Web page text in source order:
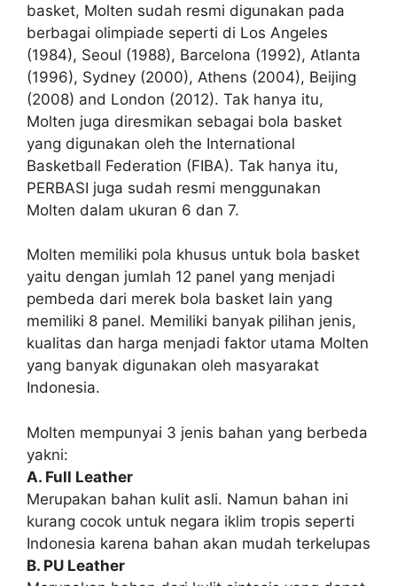
basket, Molten sudah resmi digunakan pada
berbagai olimpiade seperti di Los Angeles
(1984), Seoul (1988), Barcelona (1992), Atlanta
(1996), Sydney (2000), Athens (2004), Beijing
(2008) and London (2012). Tak hanya itu,
Molten juga diresmikan sebagai bola basket
yang digunakan oleh the International
Basketball Federation (FIBA). Tak hanya itu,
PERBASI juga sudah resmi menggunakan
Molten dalam ukuran 6 dan 7.
Molten memiliki pola khusus untuk bola basket
yaitu dengan jumlah 12 panel yang menjadi
pembeda dari merek bola basket lain yang
memiliki 8 panel. Memiliki banyak pilihan jenis,
kualitas dan harga menjadi faktor utama Molten
yang banyak digunakan oleh masyarakat
Indonesia.
Molten mempunyai 3 jenis bahan yang berbeda
yakni:
A. Full Leather
Merupakan bahan kulit asli. Namun bahan ini
kurang cocok untuk negara iklim tropis seperti
Indonesia karena bahan akan mudah terkelupas
B. PU Leather